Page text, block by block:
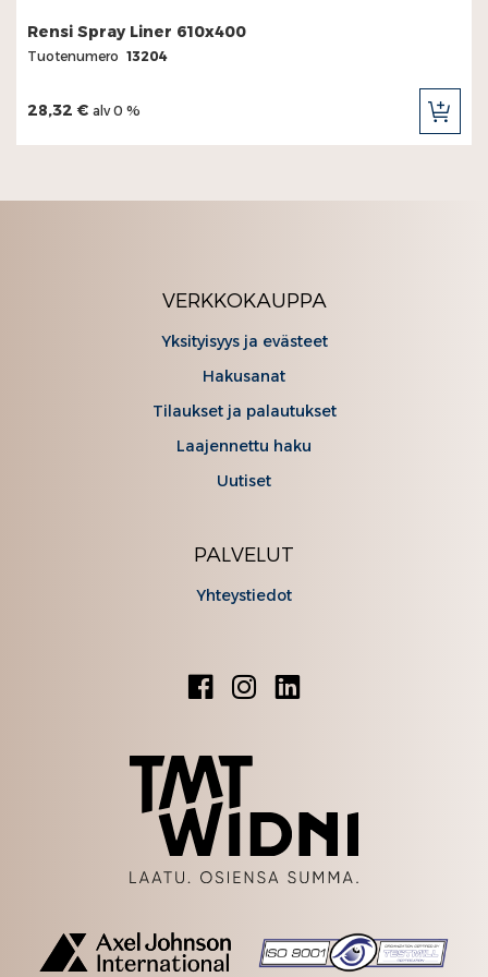
Rensi Spray Liner 610x400
Tuotenumero 13204
28,32 € alv 0 %
VERKKOKAUPPA
Yksityisyys ja evästeet
Hakusanat
Tilaukset ja palautukset
Laajennettu haku
Uutiset
PALVELUT
Yhteystiedot